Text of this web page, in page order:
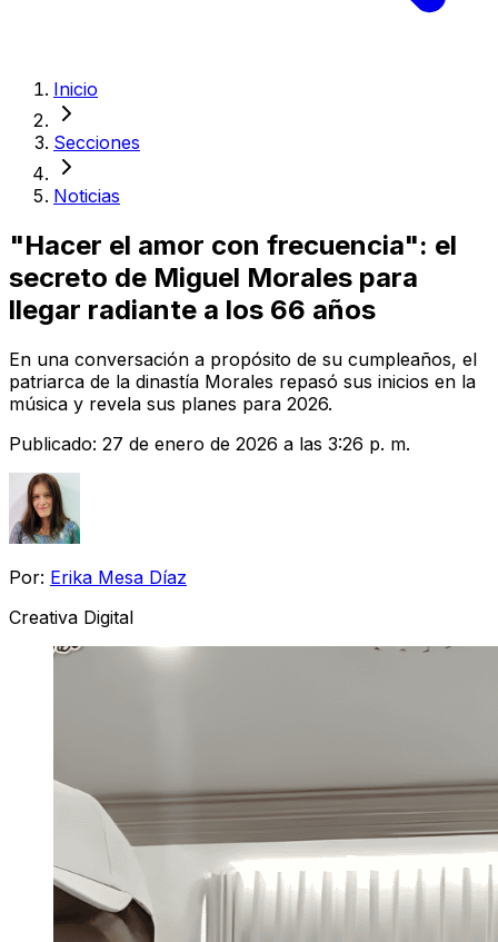
Inicio
Secciones
Noticias
"Hacer el amor con frecuencia": el
secreto de Miguel Morales para
llegar radiante a los 66 años
En una conversación a propósito de su cumpleaños, el
patriarca de la dinastía Morales repasó sus inicios en la
música y revela sus planes para 2026.
Publicado: 27 de enero de 2026 a las 3:26 p. m.
Por: Erika Mesa Díaz
Creativa Digital